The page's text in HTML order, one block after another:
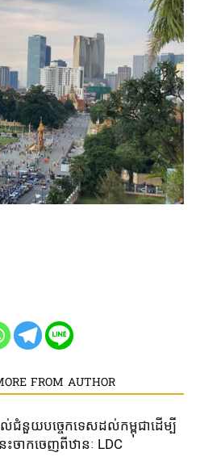
FROM AUTHOR
ល់​ជំនួយ​បច្ចេកទេស​ដល់​កម្ពុជា​ដើម្បី​
ះ​ចាក​ចេញ​ពី​ឋានៈ LDC